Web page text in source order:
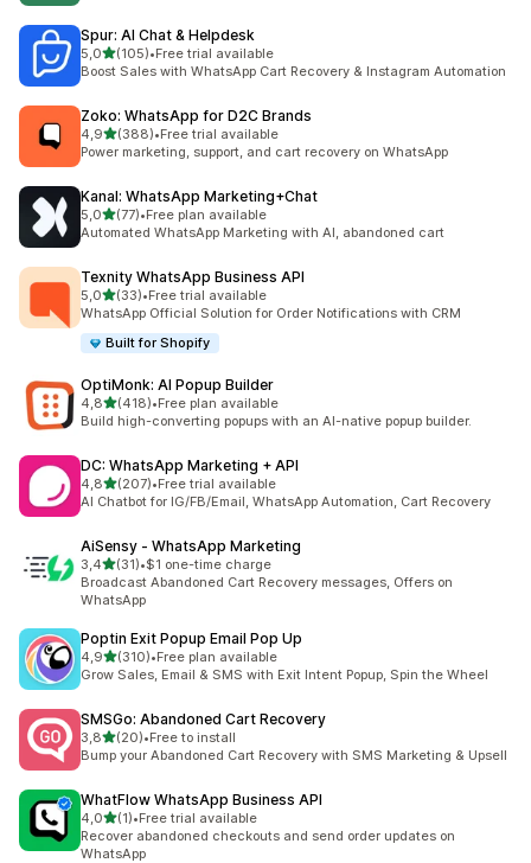
Spur: AI Chat & Helpdesk
5,0z 5 hvězd
(105)
Celkový počet recenzí: 105
•Free trial available
Boost Sales with WhatsApp Cart Recovery & Instagram Automation
Zoko: WhatsApp for D2C Brands
4,9z 5 hvězd
(388)
Celkový počet recenzí: 388
•Free trial available
Power marketing, support, and cart recovery on WhatsApp
Kanal: WhatsApp Marketing+Chat
5,0z 5 hvězd
(77)
Celkový počet recenzí: 77
•Free plan available
Automated WhatsApp Marketing with AI, abandoned cart
Texnity WhatsApp Business API
5,0z 5 hvězd
(33)
Celkový počet recenzí: 33
•Free trial available
WhatsApp Official Solution for Order Notifications with CRM
Built for Shopify
OptiMonk: AI Popup Builder
4,8z 5 hvězd
(418)
Celkový počet recenzí: 418
•Free plan available
Build high-converting popups with an AI-native popup builder.
DC: WhatsApp Marketing + API
4,8z 5 hvězd
(207)
Celkový počet recenzí: 207
•Free trial available
AI Chatbot for IG/FB/Email, WhatsApp Automation, Cart Recovery
AiSensy ‑ WhatsApp Marketing
3,4z 5 hvězd
(31)
Celkový počet recenzí: 31
•$1 one-time charge
Broadcast Abandoned Cart Recovery messages, Offers on
WhatsApp
Poptin Exit Popup Email Pop Up
4,9z 5 hvězd
(310)
Celkový počet recenzí: 310
•Free plan available
Grow Sales, Email & SMS with Exit Intent Popup, Spin the Wheel
SMSGo: Abandoned Cart Recovery
3,8z 5 hvězd
(20)
Celkový počet recenzí: 20
•Free to install
Bump your Abandoned Cart Recovery with SMS Marketing & Upsell
WhatFlow WhatsApp Business API
4,0z 5 hvězd
(1)
Celkový počet recenzí: 1
•Free trial available
Recover abandoned checkouts and send order updates on
WhatsApp